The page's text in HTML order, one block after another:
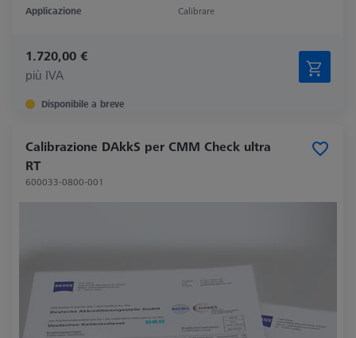
Applicazione
Calibrare
1.720,00 €
più IVA
Disponibile a breve
Calibrazione DAkkS per CMM Check ultra
RT
600033-0800-001